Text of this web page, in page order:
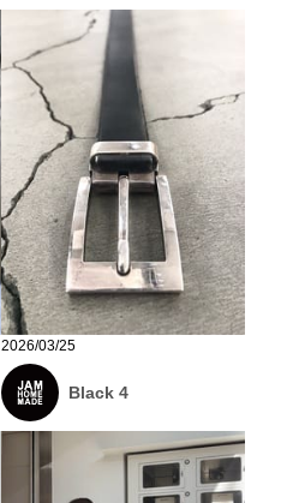
2026/03/25
Black 4